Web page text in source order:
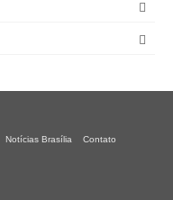
Notícias Brasília Contato